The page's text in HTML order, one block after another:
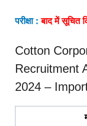
परीक्षा : बाद में सूचित
Cotton
Recruitment
2024 –